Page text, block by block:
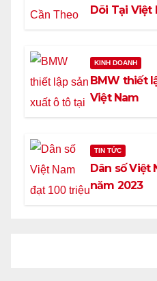
Dõi Tại Việt
KINH DOANH
BMW thiết
Việt Nam
TIN TỨC
Dân số Việt
năm 2023